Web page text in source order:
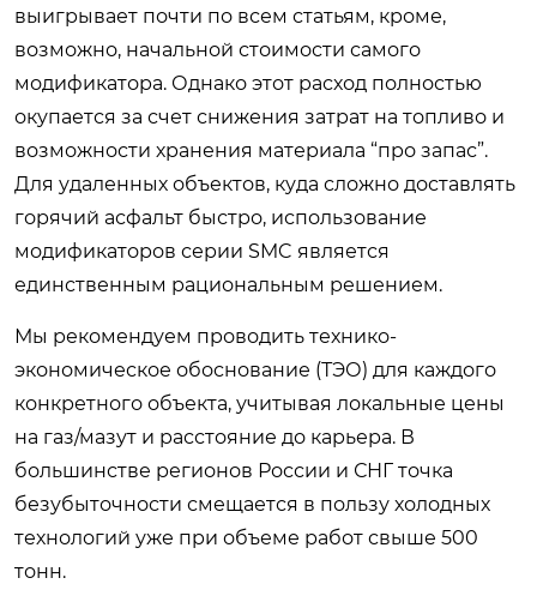
выигрывает почти по всем статьям, кроме,
возможно, начальной стоимости самого
модификатора. Однако этот расход полностью
окупается за счет снижения затрат на топливо и
возможности хранения материала “про запас”.
Для удаленных объектов, куда сложно доставлять
горячий асфальт быстро, использование
модификаторов серии SMC является
единственным рациональным решением.
Мы рекомендуем проводить технико-
экономическое обоснование (ТЭО) для каждого
конкретного объекта, учитывая локальные цены
на газ/мазут и расстояние до карьера. В
большинстве регионов России и СНГ точка
безубыточности смещается в пользу холодных
технологий уже при объеме работ свыше 500
тонн.